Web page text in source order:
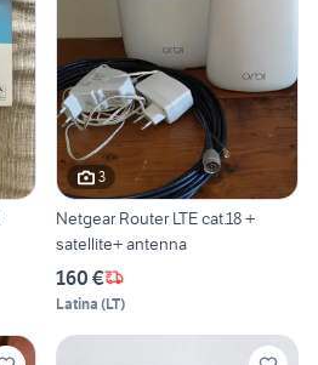
3
Netgear Router LTE cat.18 +
satellite+ antenna
160 €
Latina (LT)